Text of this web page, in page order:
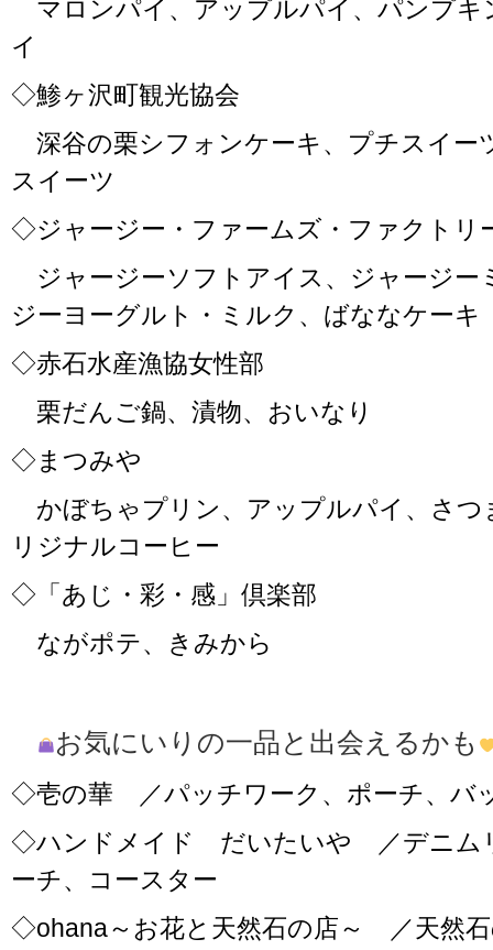
マロンパイ、アップルパイ、パンプキ
イ
◇鯵ヶ沢町観光協会
深谷の栗シフォンケーキ、プチスイー
スイーツ
◇ジャージー・ファームズ・ファクト
ジャージーソフトアイス、ジャージー
ジーヨーグルト・ミルク、ばななケーキ
◇赤石水産漁協女性部
栗だんご鍋、漬物、おいなり
◇まつみや
かぼちゃプリン、アップルパイ、さつ
リジナルコーヒー
◇「あじ・彩・感」倶楽部
ながポテ、きみから
お気にいりの一品と出会えるかも
◇壱の華 ／パッチワーク、ポーチ、バ
◇ハンドメイド だいたいや ／デニム
ーチ、コースター
◇ohana～お花と天然石の店～ ／天然